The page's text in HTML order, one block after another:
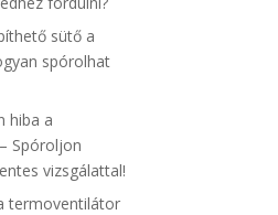
sütő a
spórolhat
hiba a
Spóroljon
vizsgálattal!
termoventilátor